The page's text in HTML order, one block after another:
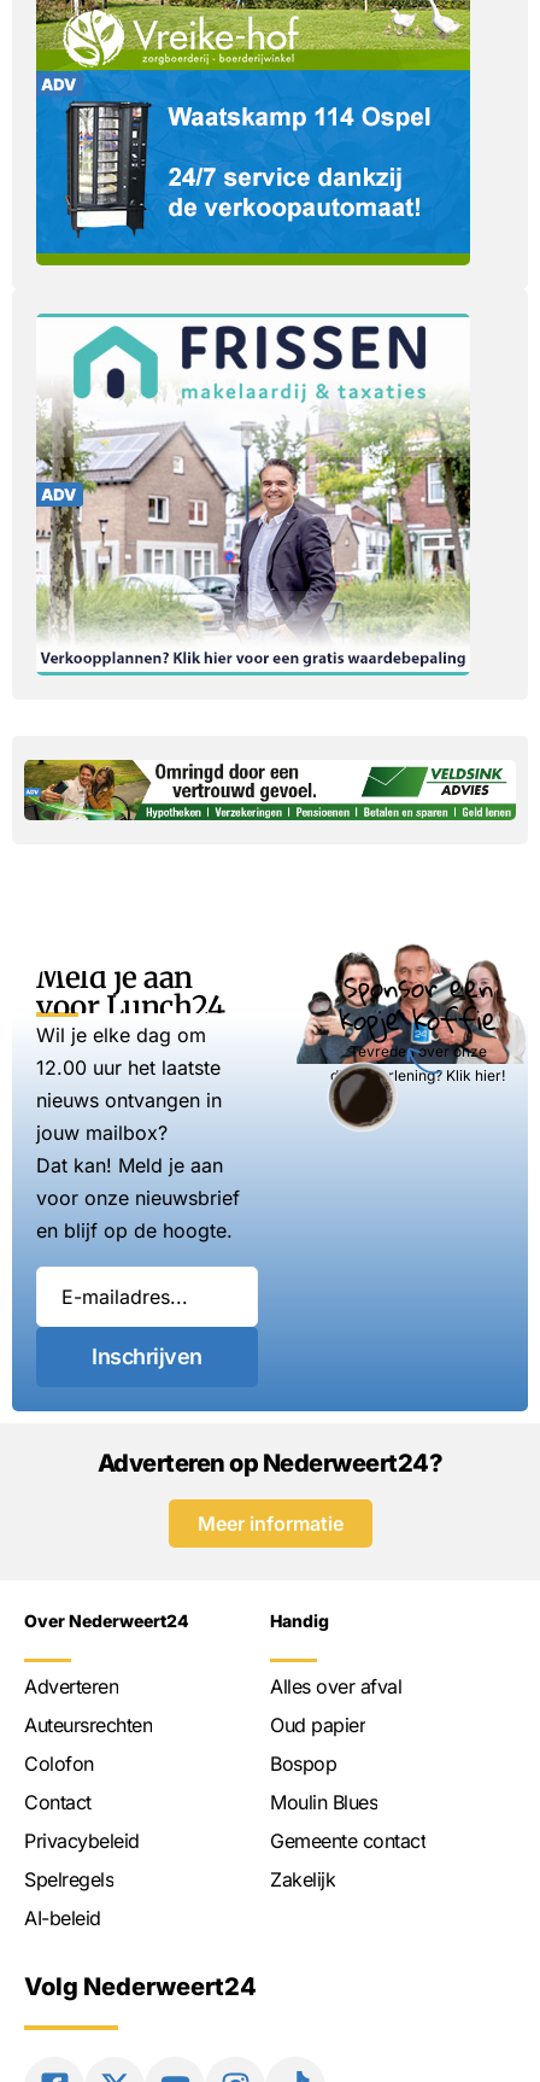
Meld je aan
voor Lunch24
Wil je elke dag om
12.00 uur het laatste
nieuws ontvangen in
jouw mailbox?
Dat kan! Meld je aan
voor onze nieuwsbrief
en blijf op de hoogte.
Inschrijven
Sponsor een
kopje koffie
Tevreden over onze
dienstverlening? Klik hier!
Adverteren op Nederweert24?
Meer informatie
Over Nederweert24
Adverteren
Auteursrechten
Colofon
Contact
Privacybeleid
Spelregels
AI-beleid
Handig
Alles over afval
Oud papier
Bospop
Moulin Blues
Gemeente contact
Zakelijk
Volg Nederweert24